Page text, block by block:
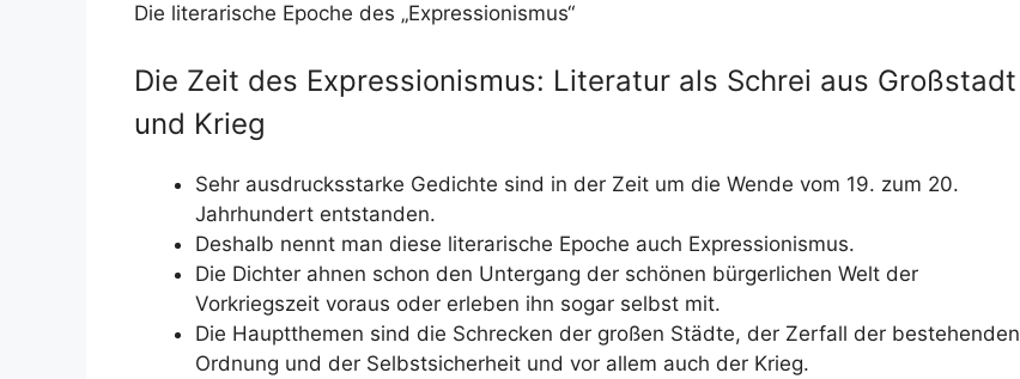
Die literarische Epoche des „Expressionismus“
Die Zeit des Expressionismus: Literatur als Schrei aus Großstadt
und Krieg
Sehr ausdrucksstarke Gedichte sind in der Zeit um die Wende vom 19. zum 20.
Jahrhundert entstanden.
Deshalb nennt man diese literarische Epoche auch Expressionismus.
Die Dichter ahnen schon den Untergang der schönen bürgerlichen Welt der
Vorkriegszeit voraus oder erleben ihn sogar selbst mit.
Die Hauptthemen sind die Schrecken der großen Städte, der Zerfall der bestehenden
Ordnung und der Selbstsicherheit und vor allem auch der Krieg.